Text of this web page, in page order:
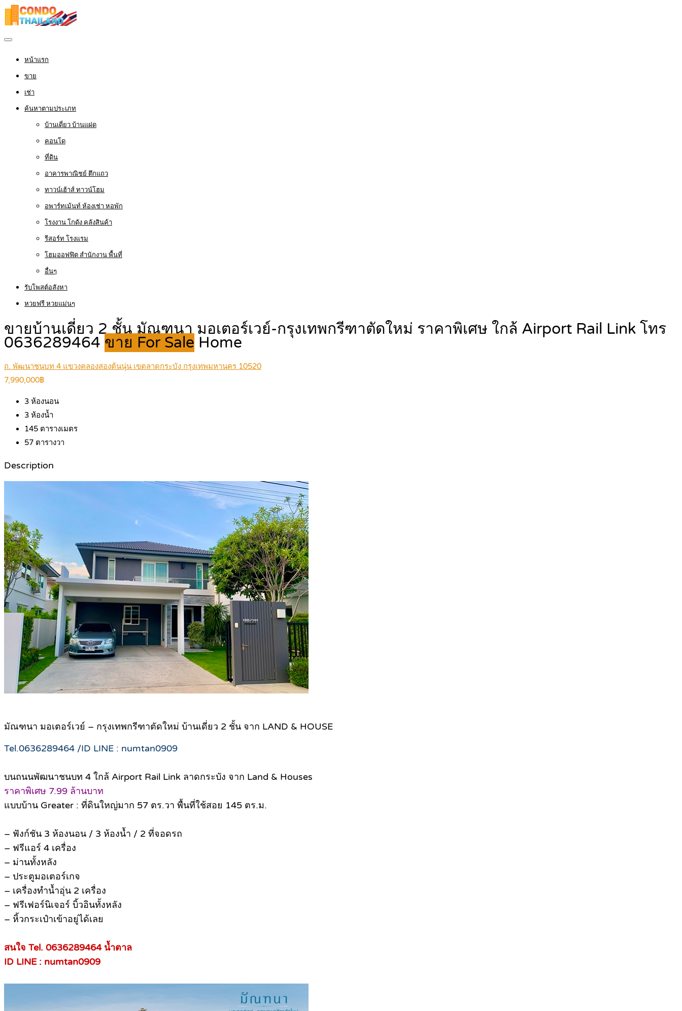
หน้าแรก
ขาย
เช่า
ค้นหาตามประเภท
บ้านเดี่ยว บ้านแฝด
คอนโด
ที่ดิน
อาคารพาณิชย์ ตึกแถว
ทาวน์เฮ้าส์ ทาวน์โฮม
อพาร์ทเม้นท์ ห้องเช่า หอพัก
โรงงาน โกดัง คลังสินค้า
รีสอร์ท โรงแรม
โฮมออฟฟิต สำนักงาน พื้นที่
อื่นๆ
รับโพสต์อสังหา
หวยฟรี หวยแม่นๆ
ขายบ้านเดี่ยว 2 ชั้น มัณฑนา มอเตอร์เวย์-กรุงเทพกรีฑาตัดใหม่ ราคาพิเศษ ใกล้ Airport Rail Link โทร
0636289464 ขาย For Sale Home
ถ. พัฒนาชนบท 4 แขวงคลองสองต้นนุ่น เขตลาดกระบัง กรุงเทพมหานคร 10520
7,990,000฿
3 ห้องนอน
3 ห้องน้ำ
145 ตารางเมตร
57 ตารางวา
Description
มัณฑนา มอเตอร์เวย์ – กรุงเทพกรีฑาตัดใหม่ บ้านเดี่ยว 2 ชั้น จาก LAND & HOUSE
Tel.0636289464 /ID LINE : numtan0909
บนถนนพัฒนาชนบท 4 ใกล้ Airport Rail Link ลาดกระบัง จาก Land & Houses
ราคาพิเศษ 7.99 ล้านบาท
แบบบ้าน Greater : ที่ดินใหญ่มาก 57 ตร.วา พื้นที่ใช้สอย 145 ตร.ม.
– ฟังก์ชัน 3 ห้องนอน / 3 ห้องน้ำ / 2 ที่จอดรถ
– ฟรีแอร์ 4 เครื่อง
– ม่านทั้งหลัง
– ประตูมอเตอร์เกจ
– เครื่องทำน้ำอุ่น 2 เครื่อง
– ฟรีเฟอร์นิเจอร์ บิ้วอินทั้งหลัง
– หิ้วกระเป๋าเข้าอยู่ได้เลย
สนใจ Tel. 0636289464 น้ำตาล
ID LINE : numtan0909